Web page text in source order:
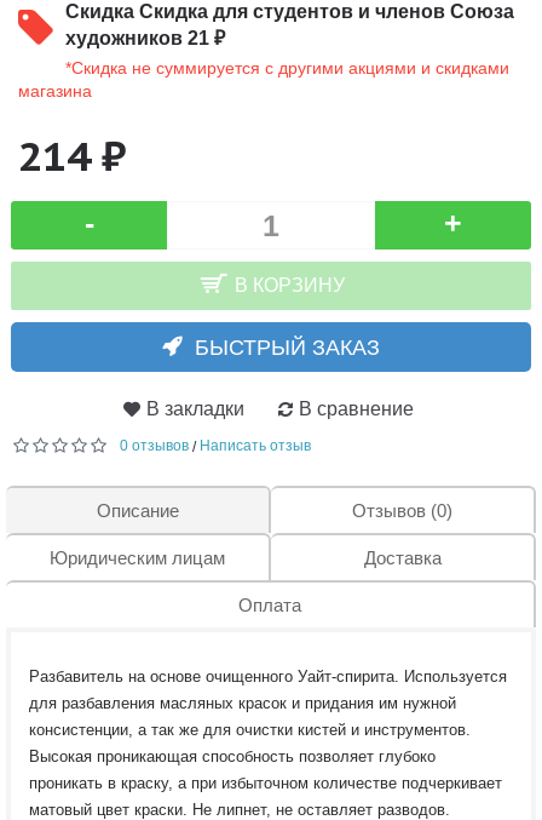
Скидка Скидка для студентов и членов Союза
художников 21 ₽
*Скидка не суммируется с другими акциями и скидками
магазина
214 ₽
- +
В КОРЗИНУ
БЫСТРЫЙ ЗАКАЗ
В закладки В сравнение
0 отзывов / Написать отзыв
Описание Отзывов (0)
Юридическим лицам Доставка
Оплата
Разбавитель на основе очищенного Уайт-спирита. Используется
для разбавления масляных красок и придания им нужной
консистенции, а так же для очистки кистей и инструментов.
Высокая проникающая способность позволяет глубоко
проникать в краску, а при избыточном количестве подчеркивает
матовый цвет краски. Не липнет, не оставляет разводов.